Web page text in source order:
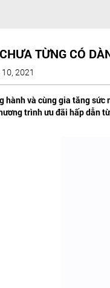
TỪNG CÓ
2021
hành và cùng gia tăng
trình ưu đãi hấp dẫn